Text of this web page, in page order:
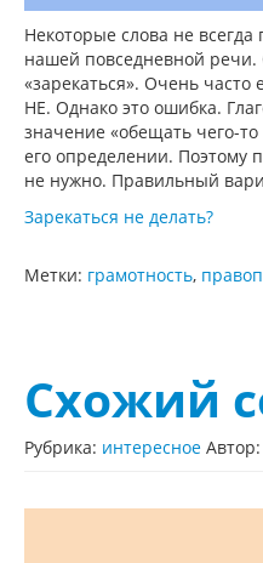
Некоторые слова не
нашей повседневной
«зарекаться». Очень часто
НЕ. Однако это ошибка.
значение «обещать чего-
его определении. Поэтому
не нужно. Правильный
Зарекаться не делать?
Метки: грамотность,
Схожий
Рубрика: интересное Автор: